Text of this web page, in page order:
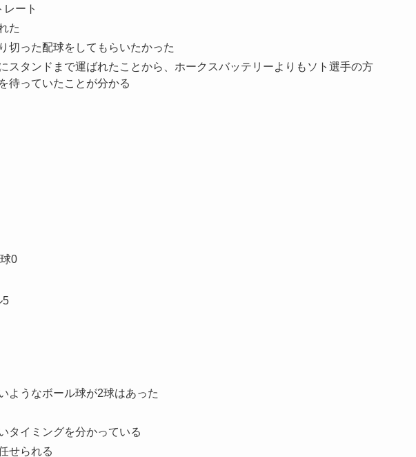
ート
た
切った配球をしてもらいたかった
スタンドまで運ばれたことから、ホークスバッテリーよりもソト選手の方
待っていたことが分かる
0
5
ようなボール球が2球はあった
タイミングを分かっている
せられる